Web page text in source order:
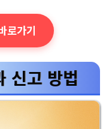
로가기
신고 방법